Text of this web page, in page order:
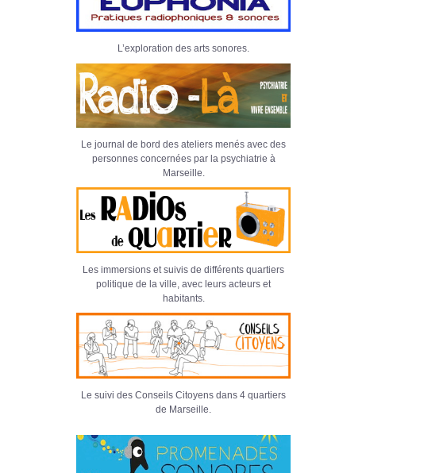
L’exploration des arts sonores.
Le journal de bord des ateliers menés avec des
personnes concernées par la psychiatrie à
Marseille.
Les immersions et suivis de différents quartiers
politique de la ville, avec leurs acteurs et
habitants.
Le suivi des Conseils Citoyens dans 4 quartiers
de Marseille.